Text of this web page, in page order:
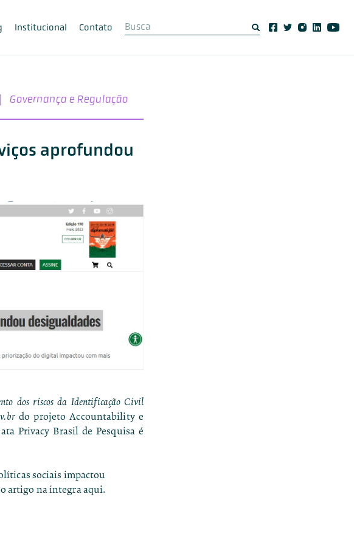
Institucional Contato
Governança e Regulação
aprofundou
dos riscos da Identificação Civil
do projeto Accountability e
Privacy Brasil de Pesquisa é
sociais impactou
artigo na íntegraaqui.